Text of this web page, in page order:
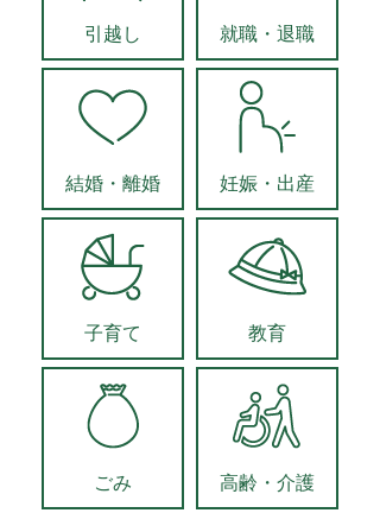
引越し 就職・退職
結婚・離婚 妊娠・出産
子育て 教育
ごみ 高齢・介護